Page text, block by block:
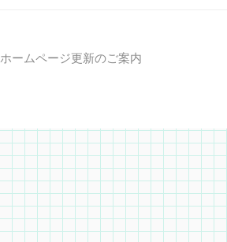
ホームページ更新のご案内